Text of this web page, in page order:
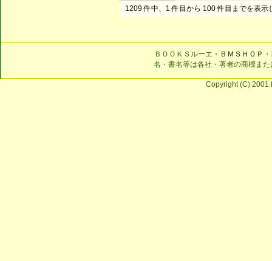
1209 件中、1 件目から 100 件目までを表示
ＢＯＯＫＳルーエ・ ＢＭＳＨＯＰ
名・書名等は各社・著者の商標ま
Copyright (C) 2001